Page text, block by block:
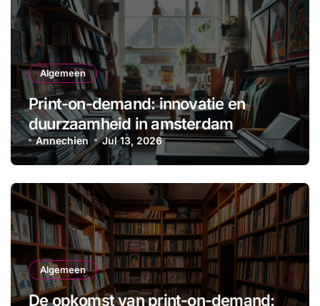
Algemeen
Print-on-demand: innovatie en
duurzaamheid in amsterdam
Annechien Jul 13, 2026
Algemeen
De opkomst van print-on-demand: